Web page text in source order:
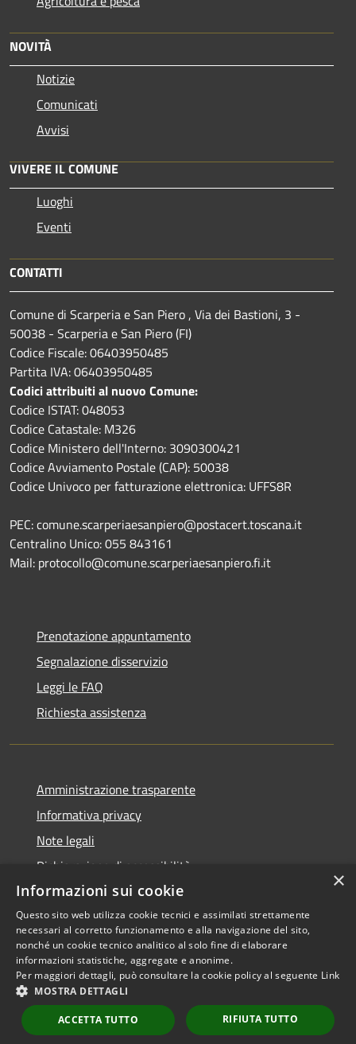
NOVITÀ
Notizie
Comunicati
Avvisi
VIVERE IL COMUNE
Luoghi
Eventi
CONTATTI
Comune di Scarperia e San Piero , Via dei Bastioni, 3 -
50038 - Scarperia e San Piero (FI)
Codice Fiscale: 06403950485
Partita IVA: 06403950485
Codici attribuiti al nuovo Comune:
Codice ISTAT: 048053
Codice Catastale: M326
Codice Ministero dell'Interno: 3090300421
Codice Avviamento Postale (CAP): 50038
Codice Univoco per fatturazione elettronica: UFFS8R
PEC: comune.scarperiaesanpiero@postacert.toscana.it
Centralino Unico: 055 843161
Mail: protocollo@comune.scarperiaesanpiero.fi.it
Prenotazione appuntamento
Segnalazione disservizio
Leggi le FAQ
Richiesta assistenza
Amministrazione trasparente
Informativa privacy
Note legali
Dichiarazione di accessibilità
RSS
Accessibilità
Privacy
Cookie
Mappa del sito
Copyright © 2026 • Comune di
Scarperia e San Piero •
Powered byMunicipium
Accesso redazione
×
Informazioni sui cookie
Questo sito web utilizza cookie tecnici e assimilati strettamente
necessari al corretto funzionamento e alla navigazione del sito,
nonché un cookie tecnico analitico al solo fine di elaborare
informazioni statistiche, aggregate e anonime.
Per maggiori dettagli, può consultare la cookie policy al seguente Link
MOSTRA DETTAGLI
ACCETTA TUTTO RIFIUTA TUTTO